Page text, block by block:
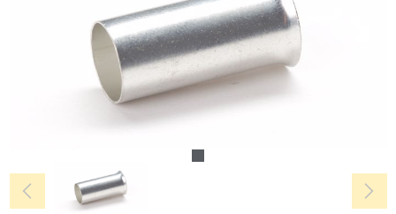
chevron_left chevron_right